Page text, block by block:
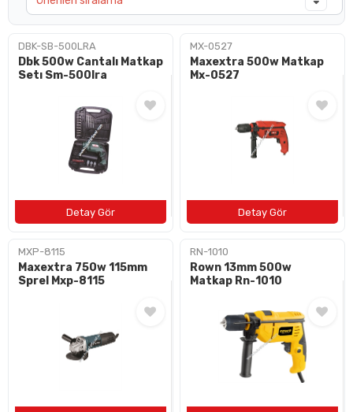
ÜRÜNLER
BAYI GIRIŞI
DBK-SB-500LRA
Dbk 500w Cantalı Matkap
Setı Sm-500lra
MX-0527
Maxextra 500w Matkap
Mx-0527
MXP-8115
Maxextra 750w 115mm
Sprel Mxp-8115
RN-1010
Rown 13mm 500w
Matkap Rn-1010